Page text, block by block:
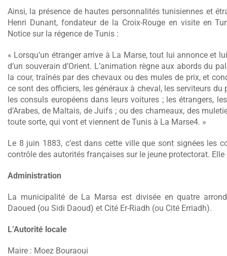
Ainsi, la présence de hautes personnalités tunisiennes et
Henri Dunant, fondateur de la Croix-Rouge en visite en
Notice sur la régence de Tunis :
« Lorsqu’un étranger arrive à La Marse, tout lui annonce et
d’un souverain d’Orient. L’animation règne aux abords du
la cour, traînés par des chevaux ou des mules de prix, et
ce sont des officiers, les généraux à cheval, les serviteurs
les consuls européens dans leurs voitures ; les étrangers,
d’Arabes, de Maltais, de Juifs ; ou des chameaux, des
toute sorte, qui vont et viennent de Tunis à La Marse4. »
Le 8 juin 1883, c’est dans cette ville que sont signées les
contrôle des autorités françaises sur le jeune protectorat.
Administration
La municipalité de La Marsa est divisée en quatre
Daoued (ou Sidi Daoud) et Cité Er-Riadh (ou Cité Erriadh).
L’Autorité locale
Maire : Moez Bouraoui